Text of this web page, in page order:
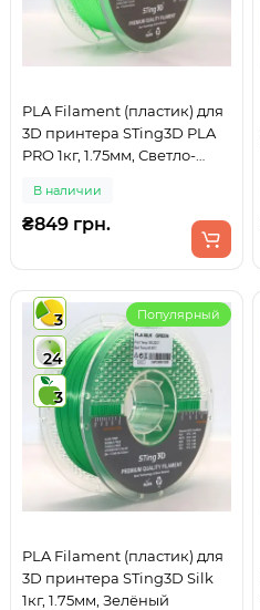
PLA Filament (пластик) для
3D принтера STing3D PLA
PRO 1кг, 1.75мм, Светло-
В наличии
₴849 грн.
3
24
3
Популярный
PLA Filament (пластик) для
3D принтера STing3D Silk
1кг, 1.75мм, Зелёный